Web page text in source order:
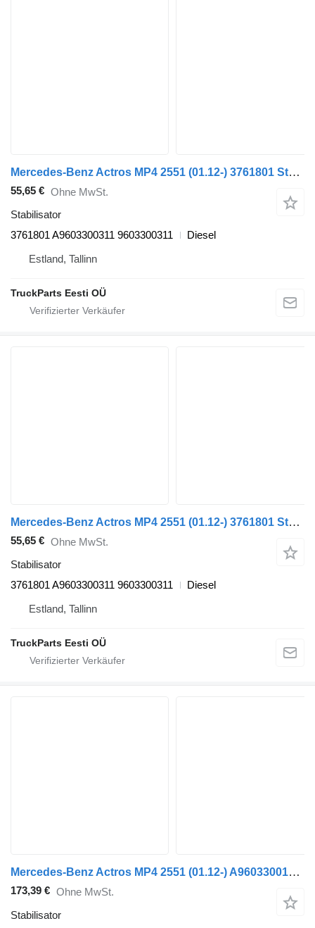
Mercedes-Benz Actros MP4 2551 (01.12-) 3761801 Stabilisator für Mercedes-Benz Actros MP4 Antos Arocs (2012-) Sattelzugmaschine
55,65 € Ohne MwSt.
Stabilisator
3761801 A9603300311 9603300311
Diesel
Estland, Tallinn
TruckParts Eesti OÜ
Mercedes-Benz Actros MP4 2551 (01.12-) 3761801 Stabilisator für Mercedes-Benz Actros MP4 Antos Arocs (2012-) Sattelzugmaschine
55,65 € Ohne MwSt.
Stabilisator
3761801 A9603300311 9603300311
Diesel
Estland, Tallinn
TruckParts Eesti OÜ
Mercedes-Benz Actros MP4 2551 (01.12-) A9603300107 Stabilisator für Mercedes-Benz Actros MP4 Antos Arocs (2012-) Sattelzugmaschine
173,39 € Ohne MwSt.
Stabilisator